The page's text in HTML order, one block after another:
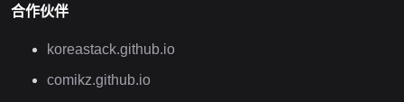
合作伙伴
koreastack.github.io
comikz.github.io